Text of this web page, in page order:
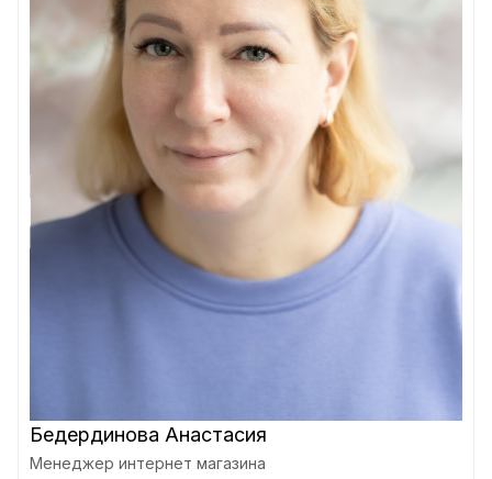
Бедердинова Анастасия
Менеджер интернет магазина